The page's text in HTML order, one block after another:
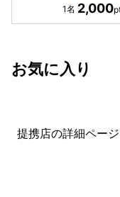
2,000
お気に入り
提携店の詳細ペー